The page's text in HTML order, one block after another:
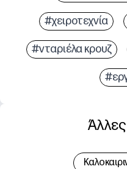
#χειροτεχνία
#νταριέλα κρουζ